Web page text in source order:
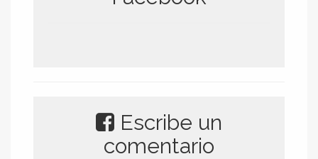
Escribe un
comentario